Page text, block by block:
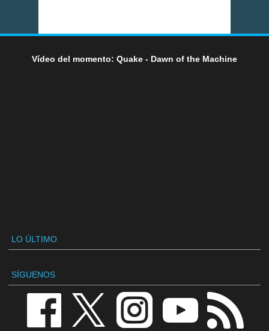
Vídeo del momento: Quake - Dawn of the Machine
LO ÚLTIMO
SÍGUENOS